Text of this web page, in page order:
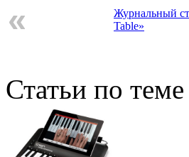
«
Журнальный
Table»
Статьи по теме